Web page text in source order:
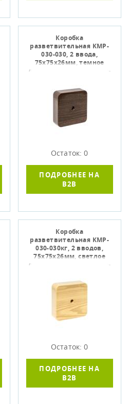
Коробка
разветвительная KMP-
030-030, 2 ввода,
75х75х26мм, темное
дерево, EKF plc-kmr-030-
Остаток: 0
ПОДРОБНЕЕ НА
B2B
Коробка
разветвительная KMP-
030-030кг, 2 вводов,
75х75х26мм, светлое
дерево, EKF plc-kmr-030-
Остаток: 0
ПОДРОБНЕЕ НА
B2B